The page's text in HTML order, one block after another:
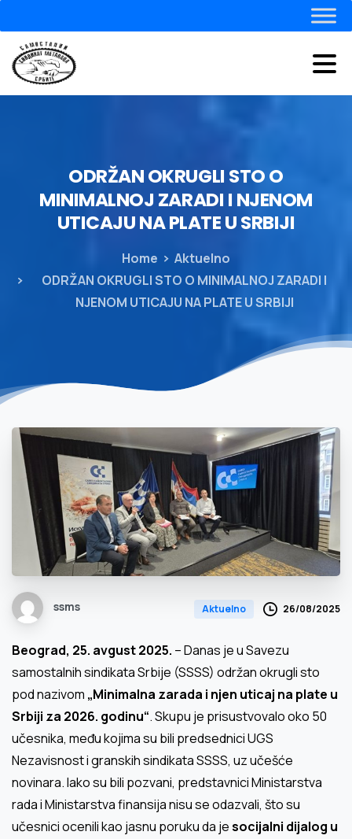
ODRŽANOKRUGLI STOO
MINIMALNOJ ZARADI I NJENOM
UTICAJUNAPLATEUSRBIJI
Home
Aktuelno
ODRŽAN OKRUGLI STO O MINIMALNOJ ZARADI I
NJENOM UTICAJU NA PLATE U SRBIJI
ssms Aktuelno 26/08/2025
Beograd, 25. avgust 2025. – Danas je u Savezu
samostalnih sindikata Srbije (SSSS) održan okrugli sto
pod nazivom „Minimalna zarada i njen uticaj na plate u
Srbiji za 2026. godinu“. Skupu je prisustvovalo oko 50
učesnika, među kojima su bili predsednici UGS
Nezavisnost i granskih sindikata SSSS, uz učešće
novinara. Iako su bili pozvani, predstavnici Ministarstva
rada i Ministarstva finansija nisu se odazvali, što su
učesnici ocenili kao jasnu poruku da jesocijalni dijalog u